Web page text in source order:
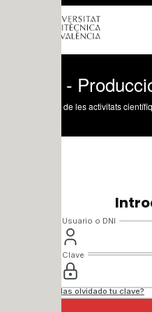
Producción de
les activitats científiques,